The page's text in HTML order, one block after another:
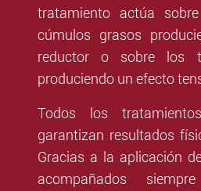
tratamiento actúa
cúmulos grasos
reductor o sobre los
produciendo un efecto
Todos los
garantizan resultados
Gracias a la aplicación
acompañados